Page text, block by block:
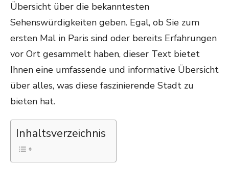
Übersicht über die bekanntesten
Sehenswürdigkeiten geben. Egal, ob Sie zum
ersten Mal in Paris sind oder bereits Erfahrungen
vor Ort gesammelt haben, dieser Text bietet
Ihnen eine umfassende und informative Übersicht
über alles, was diese faszinierende Stadt zu
bieten hat.
Inhaltsverzeichnis